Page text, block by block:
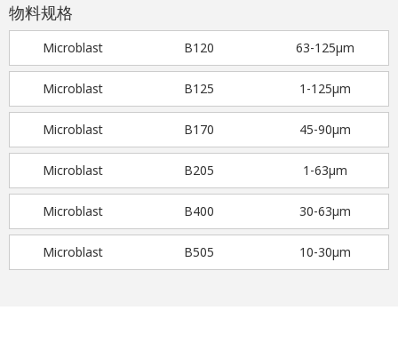
物料规格
Microblast B120 63-125μm
Microblast B125 1-125μm
Microblast B170 45-90μm
Microblast B205 1-63μm
Microblast B400 30-63μm
Microblast B505 10-30μm